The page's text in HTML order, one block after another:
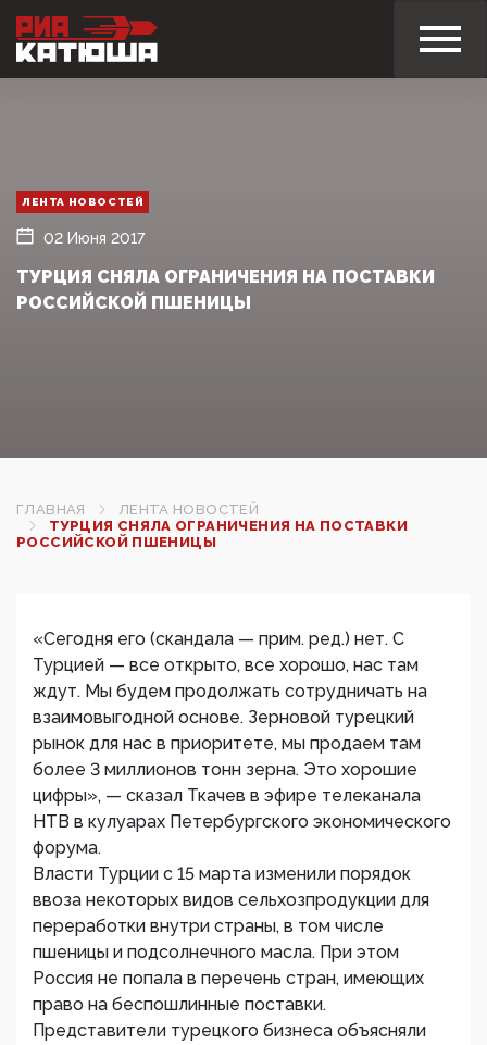
ЛЕНТА НОВОСТЕЙ
02 Июня 2017
ТУРЦИЯ СНЯЛА ОГРАНИЧЕНИЯ НА ПОСТАВКИ
РОССИЙСКОЙ ПШЕНИЦЫ
ГЛАВНАЯ
ЛЕНТА НОВОСТЕЙ
ТУРЦИЯ СНЯЛА ОГРАНИЧЕНИЯ НА ПОСТАВКИ
РОССИЙСКОЙ ПШЕНИЦЫ
«Сегодня его (скандала — прим. ред.) нет. С
Турцией — все открыто, все хорошо, нас там
ждут. Мы будем продолжать сотрудничать на
взаимовыгодной основе. Зерновой турецкий
рынок для нас в приоритете, мы продаем там
более 3 миллионов тонн зерна. Это хорошие
цифры», — сказал Ткачев в эфире телеканала
НТВ в кулуарах Петербургского экономического
форума.
Власти Турции с 15 марта изменили порядок
ввоза некоторых видов сельхозпродукции для
переработки внутри страны, в том числе
пшеницы и подсолнечного масла. При этом
Россия не попала в перечень стран, имеющих
право на беспошлинные поставки.
Представители турецкого бизнеса объясняли